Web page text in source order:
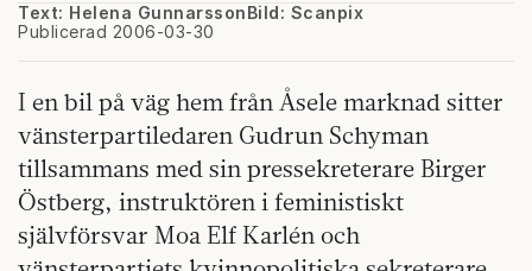
Text: Helena Gunnarsson
Publicerad 2006-03-30
Bild: Scanpix
I en bil på väg hem från Åsele marknad sitter
vänsterpartiledaren Gudrun Schyman
tillsammans med sin pressekreterare Birger
Östberg, instruktören i feministiskt
självförsvar Moa Elf Karlén och